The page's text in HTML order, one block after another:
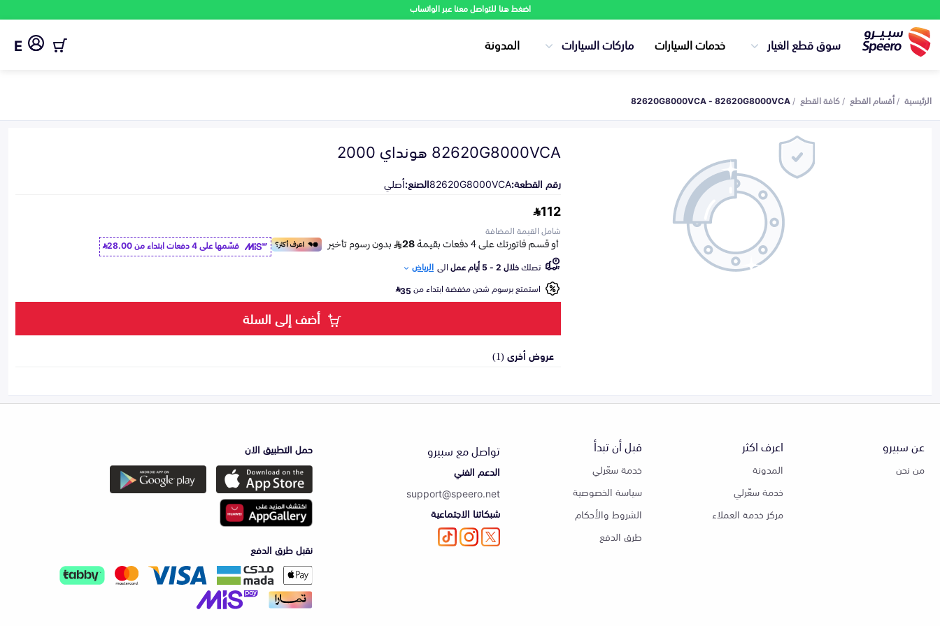
اضغط هنا للتواصل معنا عبر الواتساب
سوق قطع الغيار خدمات السيارات ماركات السيارات المدونة E
الرئيسية أقسام القطع كافة القطع 82620G8000VCA - 82620G8000VCA
82620G8000VCA هونداي 2000
رقم القطعة:82620G8000VCAالصنع:أصلي
112
شامل القيمة المضافة
قسّمها على 4 دفعات ابتداء من
28.00
تصلكخلال 2 - 5 أيام عمل الى الرياض
استمتع برسوم شحن مخفضة ابتداء من35
أضف إلى السلة
عروض أخرى (1)
عن سبيرو
من نحن
اعرف اكثر
المدونة
خدمة سعّرلي
مركز خدمة العملاء
قبل أن تبدأ
خدمة سعّرلي
سياسة الخصوصية
الشروط والأحكام
طرق الدفع
تواصل مع سبيرو
الدعم الفني
support@speero.net
شبكاتنا الاجتماعية
حمل التطبيق الان
نقبل طرق الدفع